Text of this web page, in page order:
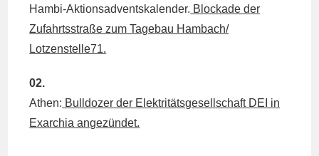
Hambi-Aktionsadventskalender. Blockade der
Zufahrtsstraße zum Tagebau Hambach/
Lotzenstelle71.
02.
Athen: Bulldozer der Elektritätsgesellschaft DEI in
Exarchia angezündet.